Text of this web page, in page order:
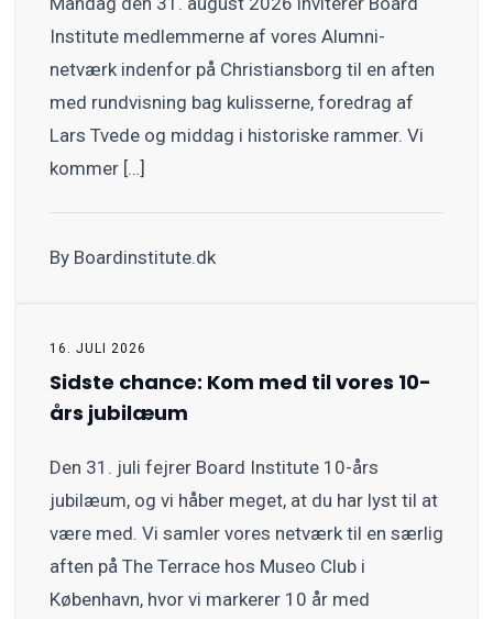
Institute medlemmerne af vores Alumni-
netværk indenfor på Christiansborg til en aften
med rundvisning bag kulisserne, foredrag af
Lars Tvede og middag i historiske rammer. Vi
kommer […]
By Boardinstitute.dk
16. JULI 2026
Sidste chance: Kom med til vores 10-
års jubilæum
Den 31. juli fejrer Board Institute 10-års
jubilæum, og vi håber meget, at du har lyst til at
være med. Vi samler vores netværk til en særlig
aften på The Terrace hos Museo Club i
København, hvor vi markerer 10 år med